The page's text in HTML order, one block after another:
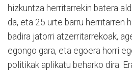
hizkuntza herritarrekin batera
da, eta 25 urte barru herritarren
badira jatorri atzerritarrekoak,
egongo gara, eta egoera horri
politikak aplikatu beharko dira.